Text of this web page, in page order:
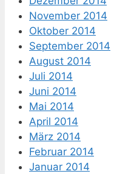
November 2014
Oktober 2014
September 2014
August 2014
Juli 2014
Juni 2014
Mai 2014
April 2014
März 2014
Februar 2014
Januar 2014